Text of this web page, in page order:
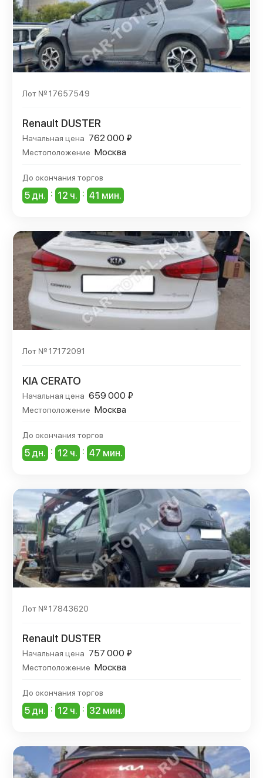
Лот № 17657549
Renault DUSTER
Начальная цена 762 000 ₽
Местоположение Москва
До окончания торгов
5 дн. : 12 ч. : 41 мин.
Лот № 17172091
KIA CERATO
Начальная цена 659 000 ₽
Местоположение Москва
До окончания торгов
5 дн. : 12 ч. : 47 мин.
Лот № 17843620
Renault DUSTER
Начальная цена 757 000 ₽
Местоположение Москва
До окончания торгов
5 дн. : 12 ч. : 32 мин.